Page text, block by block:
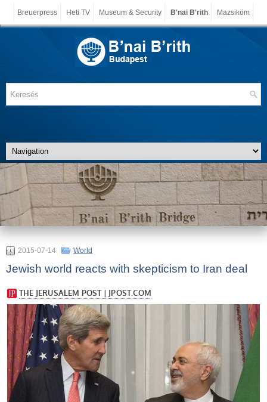
Breuerpress Heti TV Museum & Security B'nai B'rith Mazsiköm
2015-07-14 World
Jewish world reacts with skepticism to Iran deal